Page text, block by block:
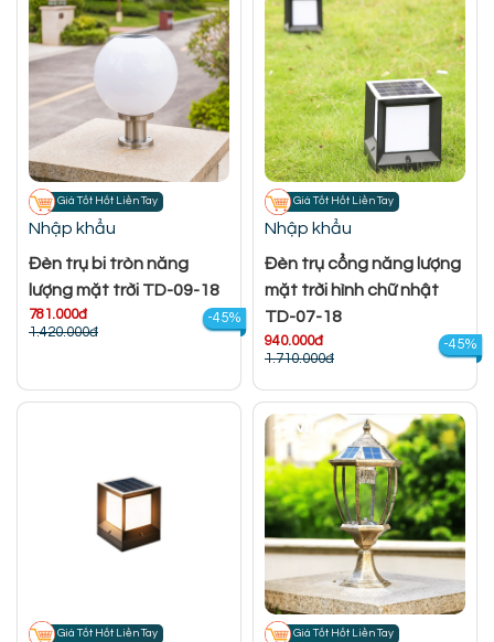
Giá Tốt Hốt Liền Tay
Nhập khẩu
Đèn trụ bi tròn năng
lượng mặt trời TD-09-18
781.000đ
1.420.000đ
-45%
Giá Tốt Hốt Liền Tay
Nhập khẩu
Đèn trụ cổng năng lượng
mặt trời hình chữ nhật
TD-07-18
940.000đ
1.710.000đ
-45%
Giá Tốt Hốt Liền Tay Giá Tốt Hốt Liền Tay